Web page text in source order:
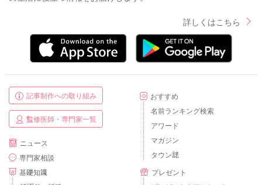
詳しくはこちら
記事制作への取り組み
監修医師・専門家一覧
ニュース
専門家相談
基礎知識
おすすめ
名前ランキング検索
アワード
マガジン
タウン誌
プレゼント